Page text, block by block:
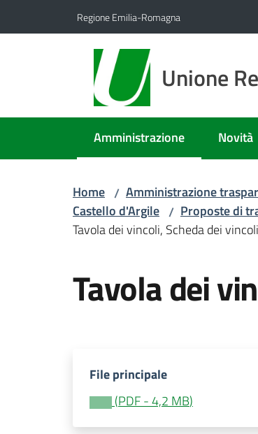
Regione Emilia-Romagna
Unione
Amministrazione
Menu selezionato Novità
Home / Amministrazione
Castello d'Argile / Proposte di
Tavola dei vincoli, Scheda dei vincoli
Tavola dei
File principale
(PDF-4,2 MB)